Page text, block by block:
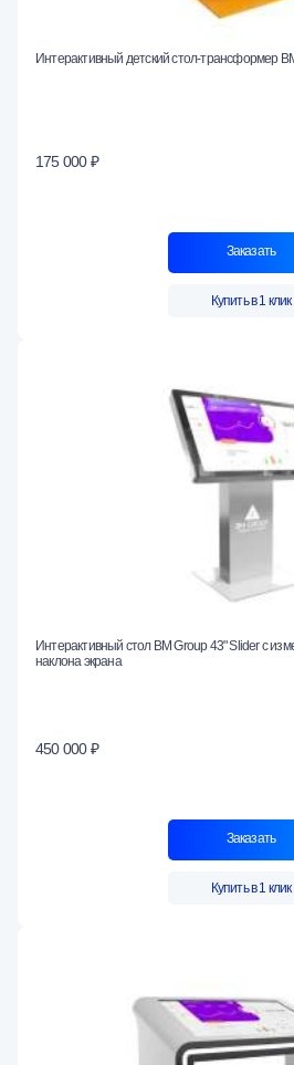
Интерактивный детский стол-трансформер
175 000 ₽
Заказать
Купить в 1 клик
Интерактивный стол BM Group 43" Slider с
наклона экрана
450 000 ₽
Заказать
Купить в 1 клик